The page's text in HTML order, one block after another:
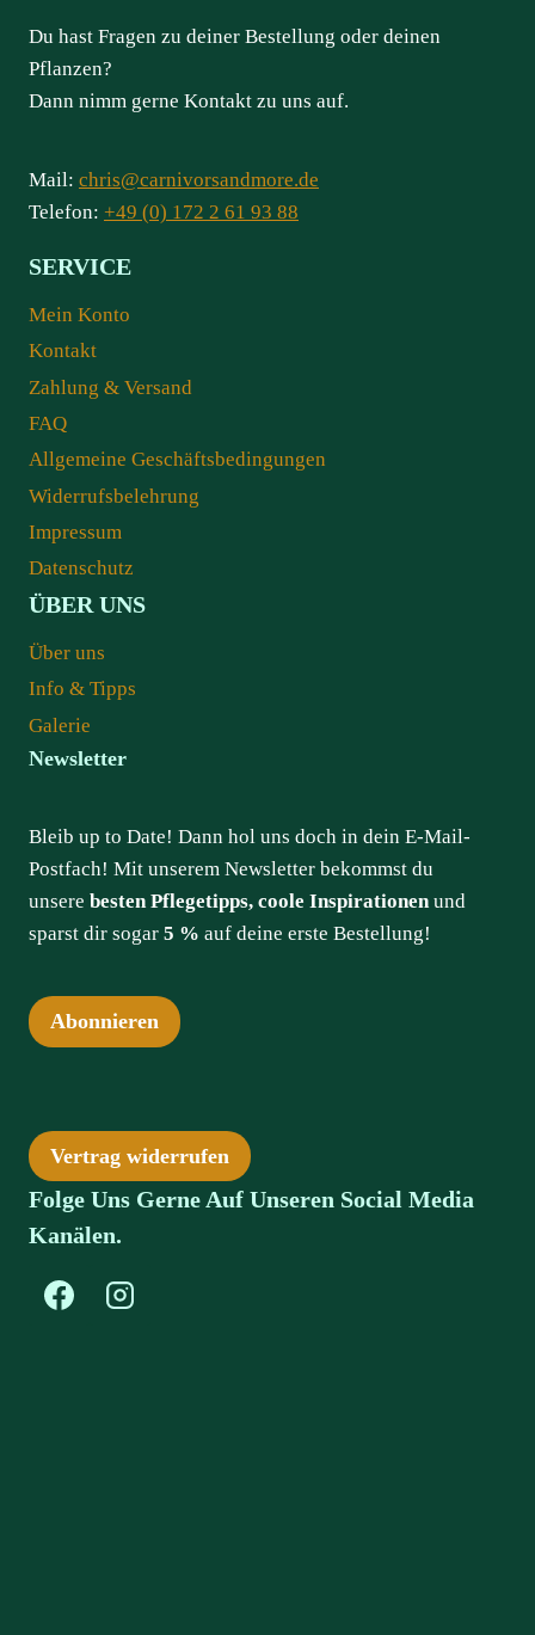
Du hast Fragen zu deiner Bestellung oder deinen
Pflanzen?
Dann nimm gerne Kontakt zu uns auf.
Mail: chris@carnivorsandmore.de
Telefon: +49 (0) 172 2 61 93 88
SERVICE
Mein Konto
Kontakt
Zahlung & Versand
FAQ
Allgemeine Geschäftsbedingungen
Widerrufsbelehrung
Impressum
Datenschutz
ÜBER UNS
Über uns
Info & Tipps
Galerie
Newsletter
Bleib up to Date! Dann hol uns doch in dein E-Mail-
Postfach! Mit unserem Newsletter bekommst du
unsere besten Pflegetipps, coole Inspirationenund
sparst dir sogar 5 % auf deine erste Bestellung!
Abonnieren
Vertrag widerrufen
Folge Uns Gerne Auf Unseren Social Media
Kanälen.